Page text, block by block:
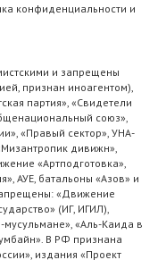
конфиденциальности и
и запрещены
признан иноагентом),
партия», «Свидетели
союз»,
«Правый сектор», УНА-
дивижн»,
«Артподготовка»,
АУЕ, батальоны «Азов» и
«Движение
(ИГ, ИГИЛ),
«Аль-Каида в
В РФ признана
издания «Проект